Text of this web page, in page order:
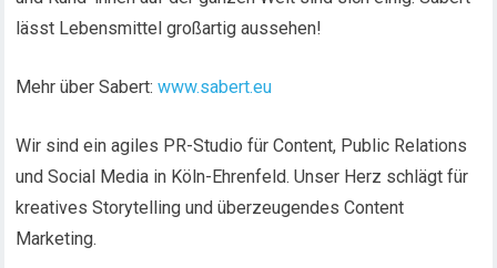
lässt Lebensmittel großartig aussehen!
Mehr über Sabert:www.sabert.eu
Wir sind ein agiles PR-Studio für Content, Public Relations
und Social Media in Köln-Ehrenfeld. Unser Herz schlägt für
kreatives Storytelling und überzeugendes Content
Marketing.